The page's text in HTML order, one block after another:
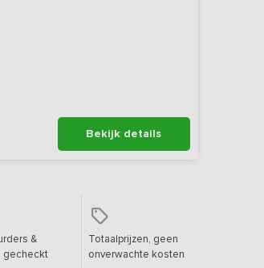
Bekijk details
&
gecheckt
Totaalprijzen, geen
onverwachte kosten